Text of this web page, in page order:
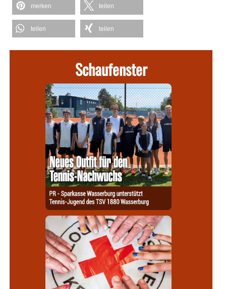
merken teilen
teilen teilen
Schaufenster